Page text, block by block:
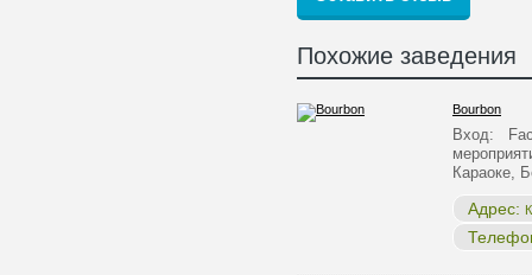
Похожие заведения
Bourbon
Вход:
Караоке,
Адрес: